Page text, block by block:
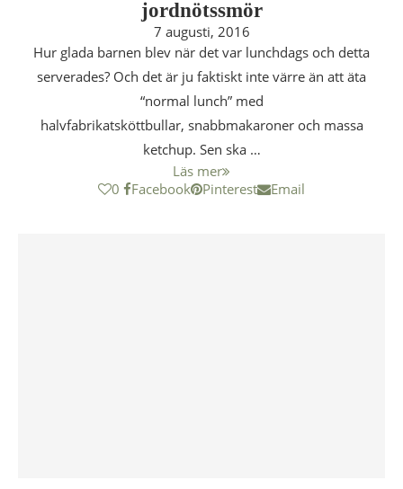
jordnötssmör
7 augusti, 2016
Hur glada barnen blev när det var lunchdags och detta
serverades? Och det är ju faktiskt inte värre än att äta
“normal lunch” med
halvfabrikatsköttbullar, snabbmakaroner och massa
ketchup. Sen ska …
Läs mer
0
Facebook Pinterest Email